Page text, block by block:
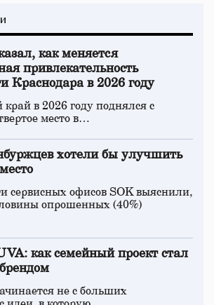
как меняется
привлекательность
Краснодара в 2026 году
край в 2026 году поднялся с
место в…
хотели бы улучшить
сервисных офисов SOK выяснили,
опрошенных (40%)
как семейный проект стал
не с больших